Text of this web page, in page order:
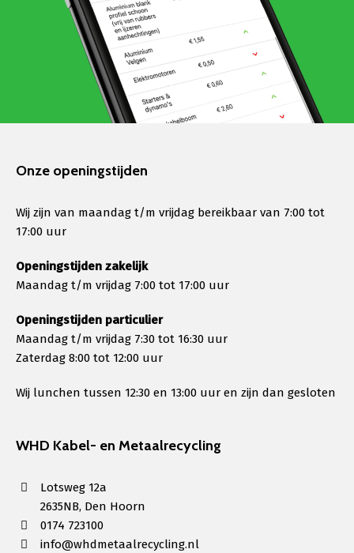
Onze openingstijden
Wij zijn van maandag t/m vrijdag bereikbaar van 7:00 tot
17:00 uur
Openingstijden zakelijk
Maandag t/m vrijdag 7:00 tot 17:00 uur
Openingstijden particulier
Maandag t/m vrijdag 7:30 tot 16:30 uur
Zaterdag 8:00 tot 12:00 uur
Wij lunchen tussen 12:30 en 13:00 uur en zijn dan gesloten
WHD Kabel- en Metaalrecycling
Lotsweg 12a
2635NB, Den Hoorn
0174 723100
info@whdmetaalrecycling.nl